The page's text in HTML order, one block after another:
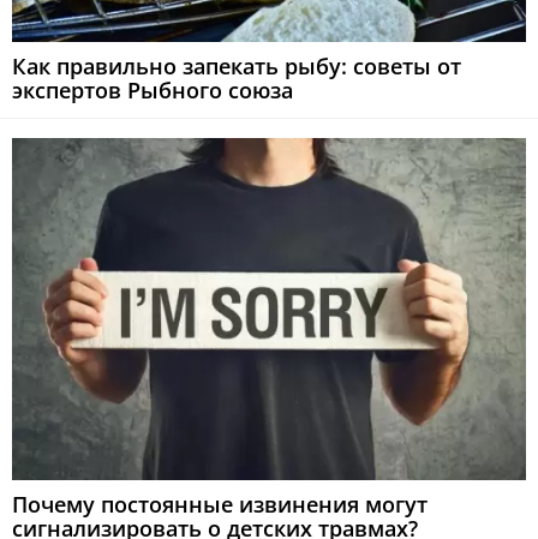
Как правильно запекать рыбу: советы от
экспертов Рыбного союза
Почему постоянные извинения могут
сигнализировать о детских травмах?